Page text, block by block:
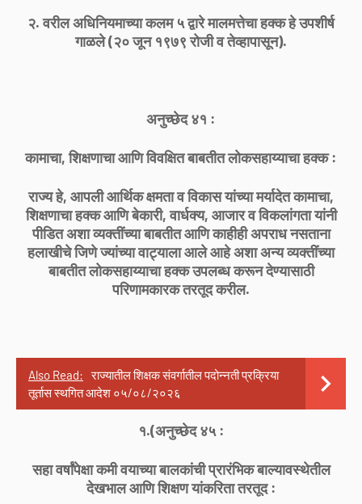
२. वरील अधिनियमाच्या कलम ५ द्वारे मालमत्तेचा हक्क हे उपशीर्ष
गाळले (२० जून १९७९ रोजी व तेव्हापासून).
अनुच्छेद ४१ :
कामाचा, शिक्षणाचा आणि विवक्षित बाबतीत लोकसहाय्याचा हक्क :
राज्य हे, आपली आर्थिक क्षमता व विकास यांच्या मर्यादेत कामाचा,
शिक्षणाचा हक्क आणि बेकारी, वार्धक्य, आजार व विकलांगता यांनी
पीडित अशा व्यक्तींच्या बाबतीत आणि काहीही अपराध नसताना
हलाखीचे जिणे ज्यांच्या वाट्याला आले आहे अशा अन्य व्यक्तींच्या
बाबतीत लोकसहाय्याचा हक्क उपलब्ध करून देण्यासाठी
परिणामकारक तरतूद करील.
Also Read:
राज्यातील शिक्षक संवर्गातील पदोन्नती प्रक्रिया
तूर्तास स्थगित आदेश ०५/०८/२०२६
१.(अनुच्छेद ४५ :
सहा वर्षांपेक्षा कमी वयाच्या बालकांची प्रारंभिक बाल्यावस्थेतील
देखभाल आणि शिक्षण यांकरिता तरतूद :